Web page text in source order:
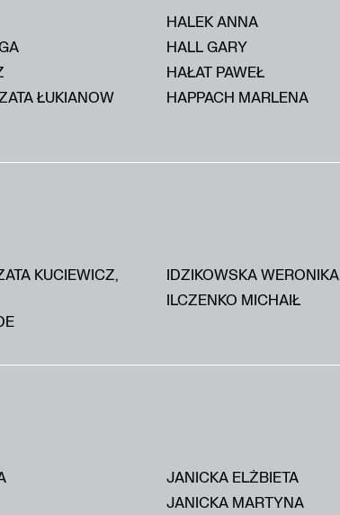
ŁUKIANOW
HALEK ANNA
HALL GARY
HAŁAT PAWEŁ
HAPPACH MARLENA
KUCIEWICZ,
IDZIKOWSKA WERONIKA
ILCZENKO MICHAIŁ
JANICKA ELŻBIETA
JANICKA MARTYNA